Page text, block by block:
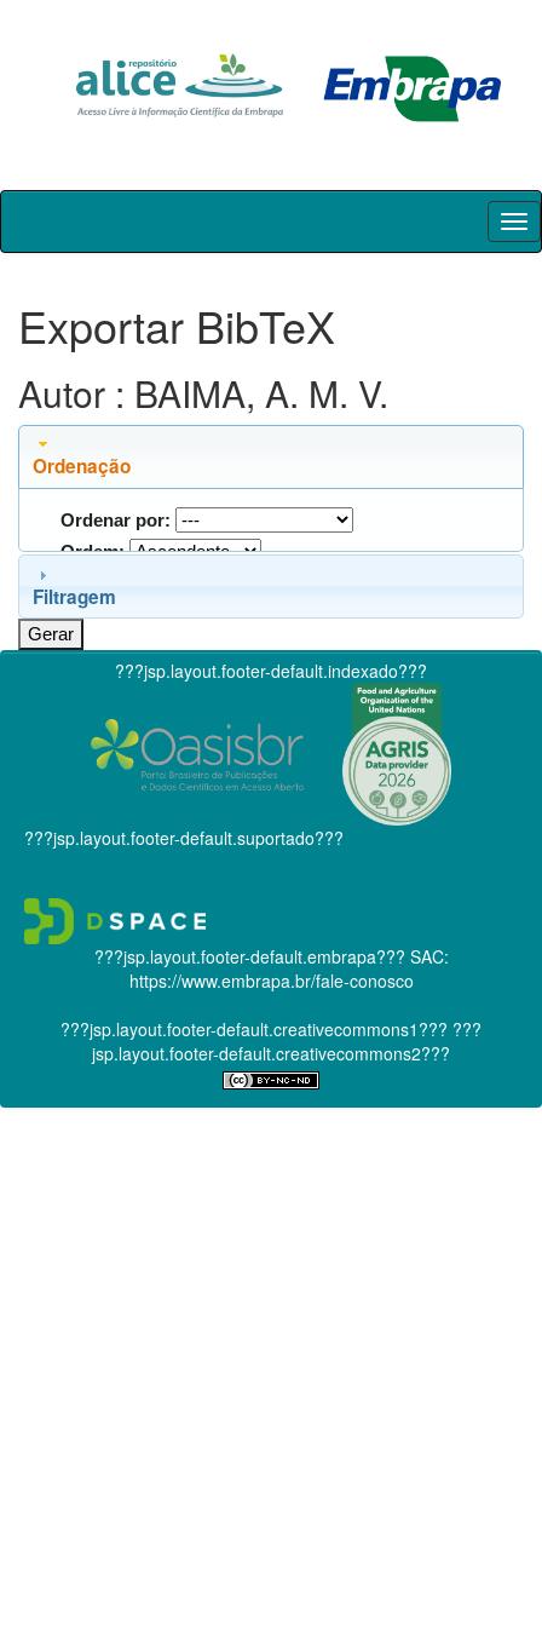
Skip
Exportar BibTeX
Autor : BAIMA, A. M. V.
Ordenação
Ordenar por:
Ordem:
Filtragem
???jsp.layout.footer-default.indexado???
???jsp.layout.footer-default.suportado???
???jsp.layout.footer-default.embrapa??? SAC:
https://www.embrapa.br/fale-conosco
???jsp.layout.footer-default.creativecommons1??? ???
jsp.layout.footer-default.creativecommons2???